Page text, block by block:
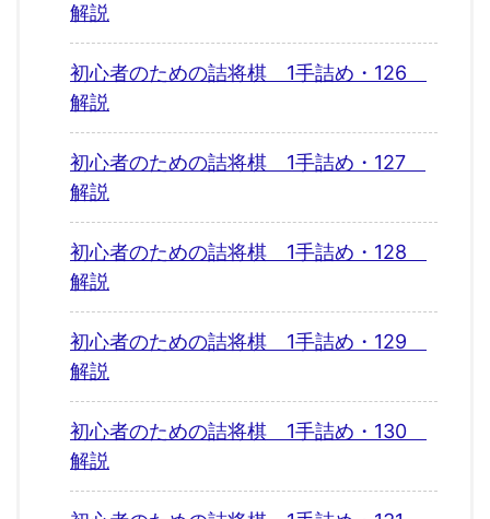
解説
初心者のための詰将棋 1手詰め・126
解説
初心者のための詰将棋 1手詰め・127
解説
初心者のための詰将棋 1手詰め・128
解説
初心者のための詰将棋 1手詰め・129
解説
初心者のための詰将棋 1手詰め・130
解説